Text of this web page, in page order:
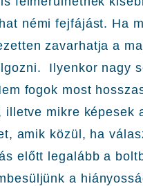
némi fejfájást. Ha
zavarhatja a
Ilyenkor nagy
fogok most
illetve mikre képesek
amik közül, ha
előtt legalább a
a